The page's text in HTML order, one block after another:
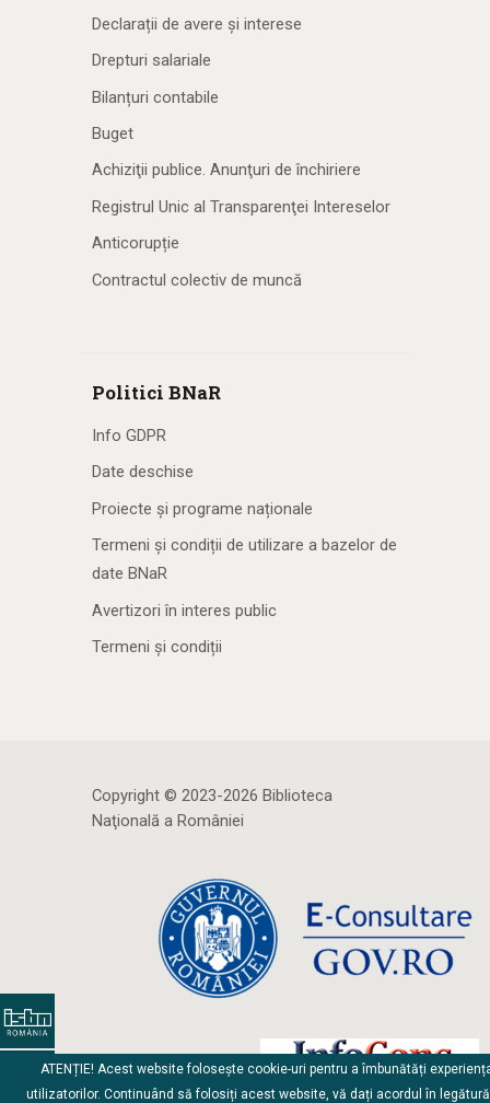
Declarații de avere și interese
Drepturi salariale
Bilanțuri contabile
Buget
Achiziţii publice. Anunţuri de închiriere
Registrul Unic al Transparenţei Intereselor
Anticorupție
Contractul colectiv de muncă
Politici BNaR
Info GDPR
Date deschise
Proiecte și programe naționale
Termeni și condiții de utilizare a bazelor de
date BNaR
Avertizori în interes public
Termeni și condiții
Copyright © 2023-2026 Biblioteca
Naţională a României
ATENȚIE! Acest website folosește cookie-uri pentru a îmbunătăți
utilizatorilor. Continuând să folosiți acest website, vă dați acordul în